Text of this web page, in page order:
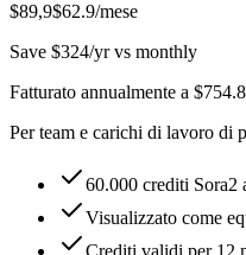
$89,9$62.9/mese
Save $324/yr vs monthly
Fatturato annualmente a $754.8
Per team e carichi di lavoro di
60.000 crediti Sora2
Visualizzato come